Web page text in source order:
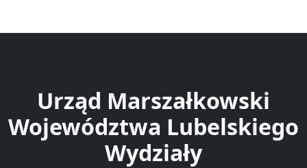
Urząd Marszałkowski
Województwa Lubelskiego
Wydziały